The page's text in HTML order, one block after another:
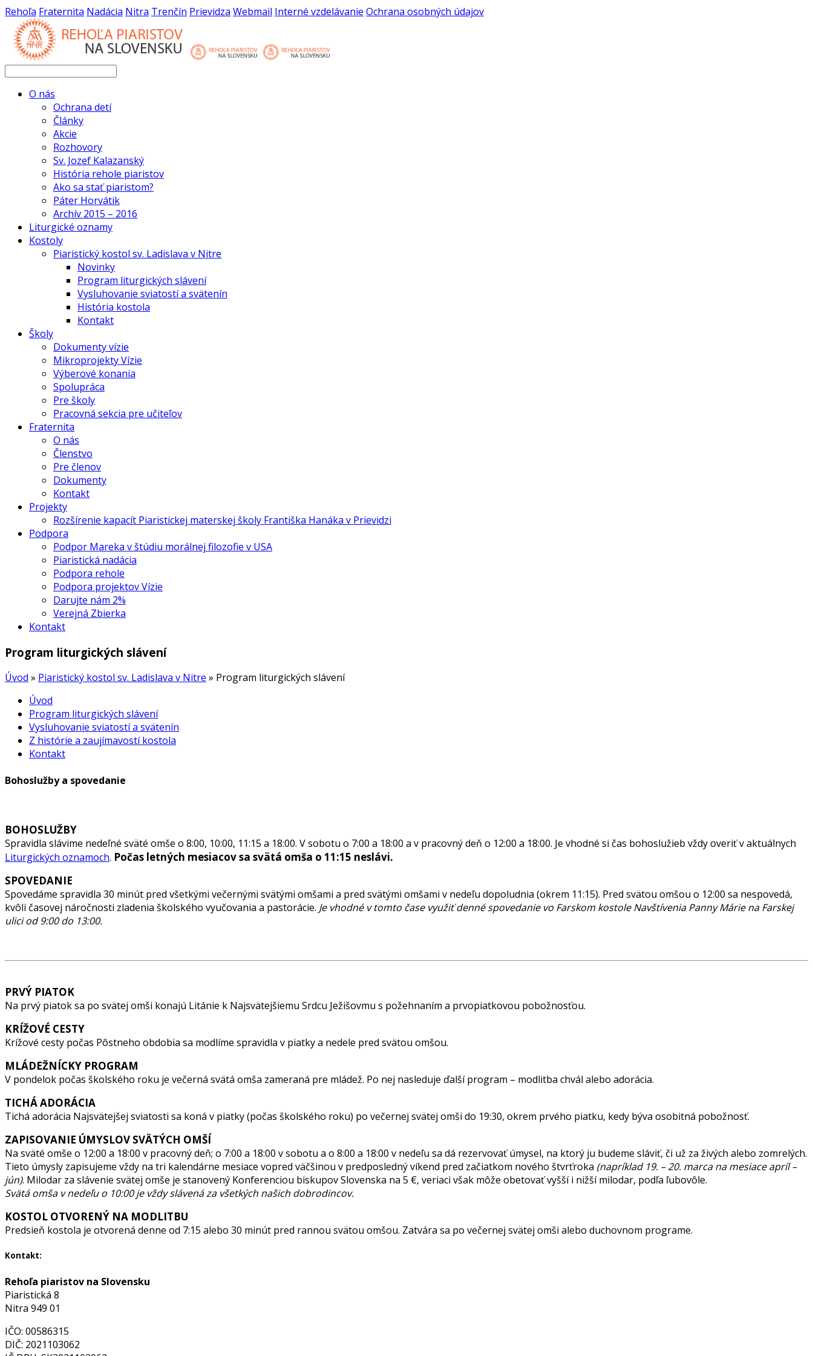
Rehoľa Fraternita Nadácia Nitra Trenčín Prievidza Webmail Interné vzdelávanie Ochrana osobných údajov
O nás
Ochrana detí
Články
Akcie
Rozhovory
Sv. Jozef Kalazanský
História rehole piaristov
Ako sa stať piaristom?
Páter Horvátik
Archív 2015 – 2016
Liturgické oznamy
Kostoly
Piaristický kostol sv. Ladislava v Nitre
Novinky
Program liturgických slávení
Vysluhovanie sviatostí a svätenín
História kostola
Kontakt
Školy
Dokumenty vízie
Mikroprojekty Vízie
Výberové konania
Spolupráca
Pre školy
Pracovná sekcia pre učiteľov
Fraternita
O nás
Členstvo
Pre členov
Dokumenty
Kontakt
Projekty
Rozšírenie kapacít Piaristickej materskej školy Františka Hanáka v Prievidzi
Podpora
Podpor Mareka v štúdiu morálnej filozofie v USA
Piaristická nadácia
Podpora rehole
Podpora projektov Vízie
Darujte nám 2%
Verejná Zbierka
Kontakt
Program liturgických slávení
Úvod » Piaristický kostol sv. Ladislava v Nitre » Program liturgických slávení
Úvod
Program liturgických slávení
Vysluhovanie sviatostí a svätenín
Z histórie a zaujímavostí kostola
Kontakt
Bohoslužby a spovedanie
BOHOSLUŽBY
Spravidla slávime nedeľné sväté omše o 8:00, 10:00, 11:15 a 18:00. V sobotu o 7:00 a 18:00 a v pracovný deň o 12:00 a 18:00. Je vhodné si čas bohoslužieb vždy overiť v aktuálnych
Liturgických oznamoch. Počas letných mesiacov sa svätá omša o 11:15 neslávi.
SPOVEDANIE
Spovedáme spravidla 30 minút pred všetkými večernými svätými omšami a pred svätými omšami v nedeľu dopoludnia (okrem 11:15). Pred svätou omšou o 12:00 sa nespovedá,
kvôli časovej náročnosti zladenia školského vyučovania a pastorácie. Je vhodné v tomto čase využiť denné spovedanie vo Farskom kostole Navštívenia Panny Márie na Farskej
ulici od 9:00 do 13:00.
PRVÝ PIATOK
Na prvý piatok sa po svätej omši konajú Litánie k Najsvätejšiemu Srdcu Ježišovmu s požehnaním a prvopiatkovou pobožnosťou.
KRÍŽOVÉ CESTY
Krížové cesty počas Pôstneho obdobia sa modlíme spravidla v piatky a nedele pred svätou omšou.
MLÁDEŽNÍCKY PROGRAM
V pondelok počas školského roku je večerná svätá omša zameraná pre mládež. Po nej nasleduje ďalší program – modlitba chvál alebo adorácia.
TICHÁ ADORÁCIA
Tichá adorácia Najsvätejšej sviatosti sa koná v piatky (počas školského roku) po večernej svätej omši do 19:30, okrem prvého piatku, kedy býva osobitná pobožnosť.
ZAPISOVANIE ÚMYSLOV SVÄTÝCH OMŠÍ
Na sväté omše o 12:00 a 18:00 v pracovný deň; o 7:00 a 18:00 v sobotu a o 8:00 a 18:00 v nedeľu sa dá rezervovať úmysel, na ktorý ju budeme sláviť, či už za živých alebo zomrelých.
Tieto úmysly zapisujeme vždy na tri kalendárne mesiace vopred väčšinou v predposledný víkend pred začiatkom nového štvrťroka (napríklad 19. – 20. marca na mesiace apríl –
jún). Milodar za slávenie svätej omše je stanovený Konferenciou biskupov Slovenska na 5 €, veriaci však môže obetovať vyšší i nižší milodar, podľa ľubovôle.
Svätá omša v nedeľu o 10:00 je vždy slávená za všetkých našich dobrodincov.
KOSTOL OTVORENÝ NA MODLITBU
Predsieň kostola je otvorená denne od 7:15 alebo 30 minút pred rannou svätou omšou. Zatvára sa po večernej svätej omši alebo duchovnom programe.
Kontakt:
Rehoľa piaristov na Slovensku
Piaristická 8
Nitra 949 01
IČO: 00586315
DIČ: 2021103062